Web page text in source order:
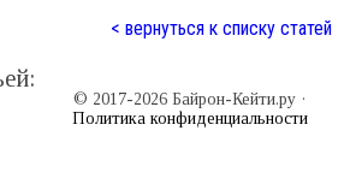
< вернуться к списку статей
© 2017-2026 Байрон-Кейти.ру ·
Политика конфиденциальности